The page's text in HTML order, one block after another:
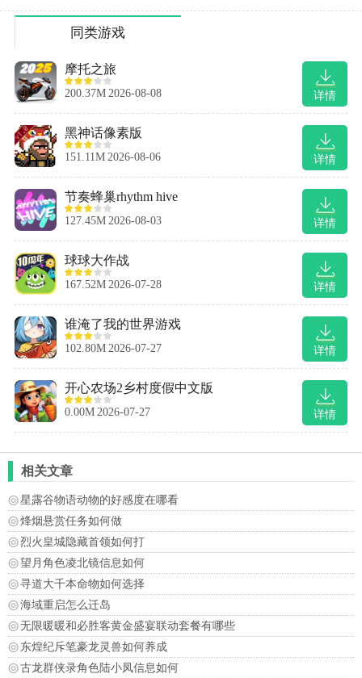
同类游戏
详情
摩托之旅
200.37M 2026-08-08
详情
黑神话像素版
151.11M 2026-08-06
详情
节奏蜂巢rhythm hive
127.45M 2026-08-03
详情
球球大作战
167.52M 2026-07-28
详情
谁淹了我的世界游戏
102.80M 2026-07-27
详情
开心农场2乡村度假中文版
0.00M 2026-07-27
相关文章
星露谷物语动物的好感度在哪看
烽烟悬赏任务如何做
烈火皇城隐藏首领如何打
望月角色凌北镜信息如何
寻道大千本命物如何选择
海域重启怎么迁岛
无限暖暖和必胜客黄金盛宴联动套餐有哪些
东煌纪斥笔豪龙灵兽如何养成
古龙群侠录角色陆小凤信息如何